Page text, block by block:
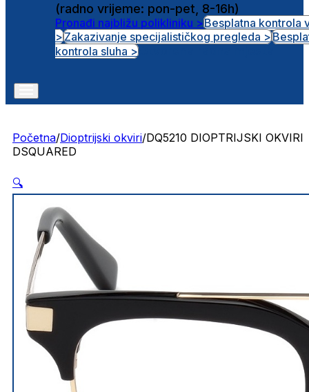
(radno vrijeme: pon-pet, 8-16h)
Pronađi najbližu polikliniku >Besplatna kontrola
>Zakazivanje specijalističkog pregleda >
kontrola sluha >
Početna/Dioptrijski okviri/DQ5210 DIOPTRIJSKI OKVIRI
DSQUARED
🔍